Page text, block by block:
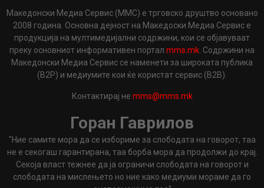
Македонски Медиа Сервис (ММС) е трговско друштво основано
2008 година. Основна дејност на Македоски Медиа Сервис е
продукција на мултимедијални содржини, кои се објавуваат
преку основниот информативен портал mms.mk . Содржини на
Македонски Медиа Сервис се наменети за широката публика
(B2P) и медиумите кои ќе користат сервис (B2B).
Контактирај не mms@mms.mk
Горан Гаврилов
"Ние самите мора да се избориме за слободата на говорот, таа
не е секогаш гарантирана, таа борба мора да продолжи до крај.
Секоја власт тежнее да ја ограничи слободата на говорот и
слободата на мислењето но ние како медиуми мораме да го